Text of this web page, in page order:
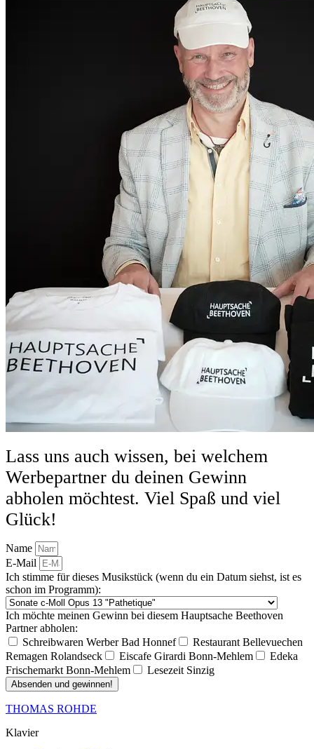
Lass uns auch wissen, bei welchem
Werbepartner du deinen Gewinn
abholen möchtest. Viel Spaß und viel
Glück!
Name
E-Mail
Ich stimme für dieses Musikstück (wenn du ein Datum siehst, ist es
schon im Programm):
Ich möchte meinen Gewinn bei diesem Hauptsache Beethoven
Partner abholen:
Schreibwaren Werber Bad Honnef
Restaurant Bellevuechen
Remagen Rolandseck
Eiscafe Girardi Bonn-Mehlem
Edeka
Frischemarkt Bonn-Mehlem
Lesezeit Sinzig
Absenden und gewinnen!
THOMAS ROHDE
Klavier